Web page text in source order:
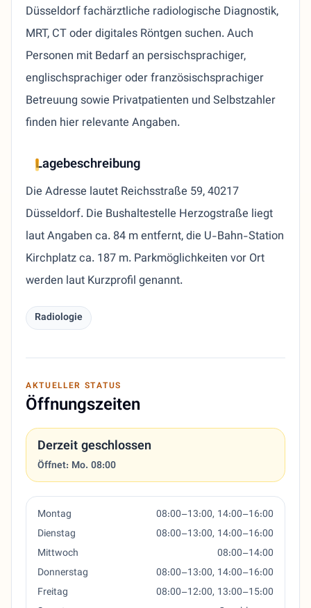
Düsseldorf fachärztliche radiologische Diagnostik,
MRT, CT oder digitales Röntgen suchen. Auch
Personen mit Bedarf an persischsprachiger,
englischsprachiger oder französischsprachiger
Betreuung sowie Privatpatienten und Selbstzahler
finden hier relevante Angaben.
Lagebeschreibung
Die Adresse lautet Reichsstraße 59, 40217
Düsseldorf. Die Bushaltestelle Herzogstraße liegt
laut Angaben ca. 84 m entfernt, die U-Bahn-Station
Kirchplatz ca. 187 m. Parkmöglichkeiten vor Ort
werden laut Kurzprofil genannt.
Radiologie
AKTUELLER STATUS
Öffnungszeiten
Derzeit geschlossen
Öffnet: Mo. 08:00
Montag
08:00–13:00, 14:00–16:00
Dienstag
08:00–13:00, 14:00–16:00
Mittwoch
08:00–14:00
Donnerstag
08:00–13:00, 14:00–16:00
Freitag
08:00–12:00, 13:00–15:00